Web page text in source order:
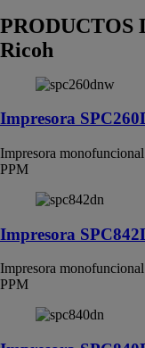
PRODUCTOS
Ricoh
Impresora
Impresora
PPM
Impresora
Impresora
PPM